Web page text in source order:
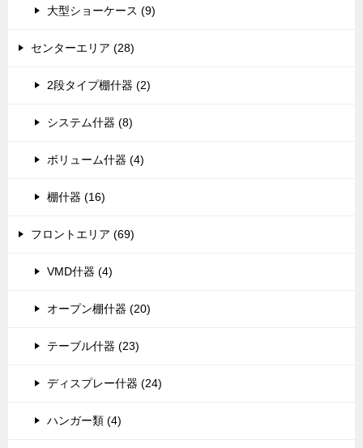
大型ショーケース (9)
センターエリア (28)
2段タイプ棚什器 (2)
システム什器 (8)
ボリューム什器 (4)
棚什器 (16)
フロントエリア (69)
VMD什器 (4)
オープン棚什器 (20)
テーブル什器 (23)
ディスプレー什器 (24)
ハンガー類 (4)